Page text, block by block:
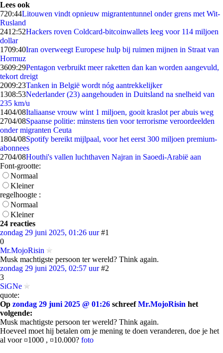
Lees ook
720:44Litouwen vindt opnieuw migrantentunnel onder grens met Wit-
Rusland
2412:52Hackers roven Coldcard-bitcoinwallets leeg voor 114 miljoen
dollar
1709:40Iran overweegt Europese hulp bij ruimen mijnen in Straat van
Hormuz
3609:29Pentagon verbruikt meer raketten dan kan worden aangevuld,
tekort dreigt
2009:23Tanken in België wordt nóg aantrekkelijker
1308:53Nederlander (23) aangehouden in Duitsland na snelheid van
235 km/u
1404/08Italiaanse vrouw wint 1 miljoen, gooit kraslot per abuis weg
2704/08Spaanse politie: minstens tien voor terrorisme veroordeelden
onder migranten Ceuta
1804/08Spotify bereikt mijlpaal, voor het eerst 300 miljoen premium-
abonnees
2704/08Houthi's vallen luchthaven Najran in Saoedi-Arabië aan
Font-grootte:
Normaal
Kleiner
regelhoogte :
Normaal
Kleiner
24 reacties
zondag 29 juni 2025, 01:26 uur #1
0
Mr.MojoRisin
Musk machtigste persoon ter wereld? Think again.
zondag 29 juni 2025, 02:57 uur #2
3
SiGNe
quote:
Op zondag 29 juni 2025 @ 01:26 schreefMr.MojoRisin het
volgende:
Musk machtigste persoon ter wereld? Think again.
Hoeveel moet hij betalen om je mening te doen veranderen, doe je het
al voor ¤1000 , ¤10.000? foto